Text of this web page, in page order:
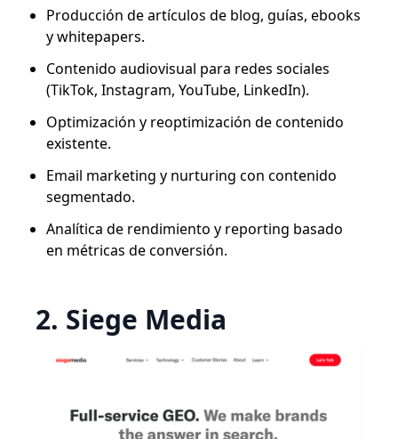
Producción de artículos de blog, guías, ebooks
y whitepapers.
Contenido audiovisual para redes sociales
(TikTok, Instagram, YouTube, LinkedIn).
Optimización y reoptimización de contenido
existente.
Email marketing y nurturing con contenido
segmentado.
Analítica de rendimiento y reporting basado
en métricas de conversión.
2. Siege Media